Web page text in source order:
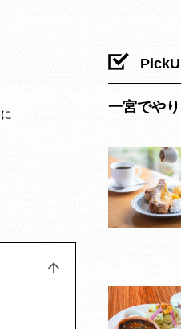
一宮でや